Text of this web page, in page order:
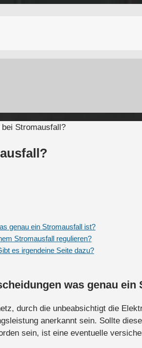
Stromausfall?
genau ein Stromausfall ist?
Stromausfall regulieren?
es irgendeine Seite dazu?
was genau ein
durch die unbeabsichtigt die
anerkannt sein. Sollte
sein, ist eine eventuelle